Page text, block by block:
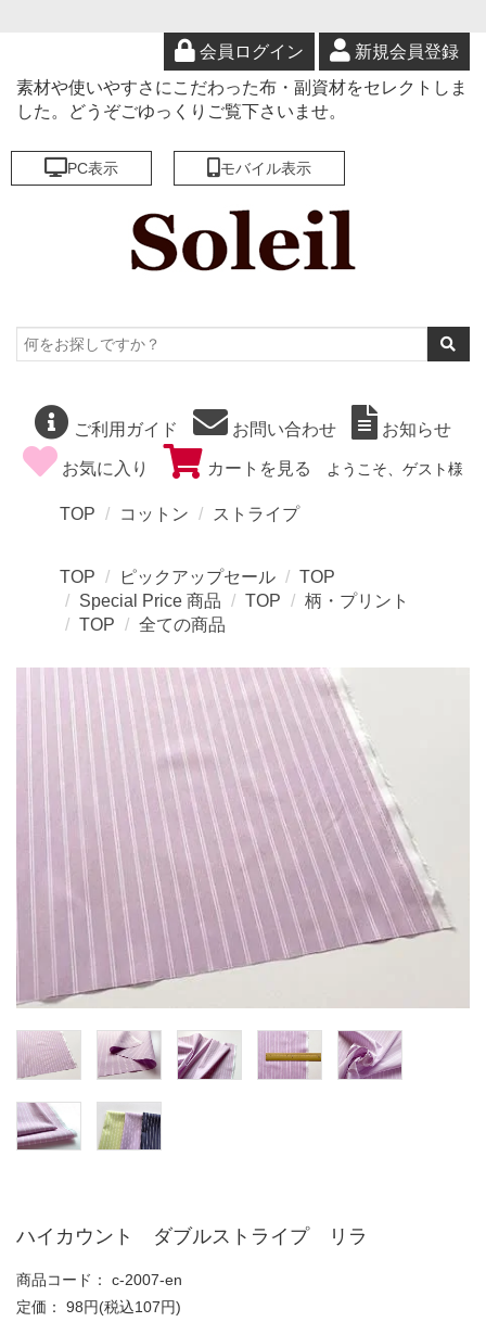
会員ログイン
新規会員登録
素材や使いやすさにこだわった布・副資材をセレクトしま
した。どうぞごゆっくりご覧下さいませ。
PC表示 モバイル表示
ご利用ガイド お問い合わせ お知らせ
お気に入り カートを見る ようこそ、ゲスト様
TOP コットン ストライプ
TOP ピックアップセール
TOP
Special Price 商品
TOP
柄・プリント
TOP
全ての商品
ハイカウント ダブルストライプ リラ
商品コード：
c-2007-en
定価：
98円(税込107円)